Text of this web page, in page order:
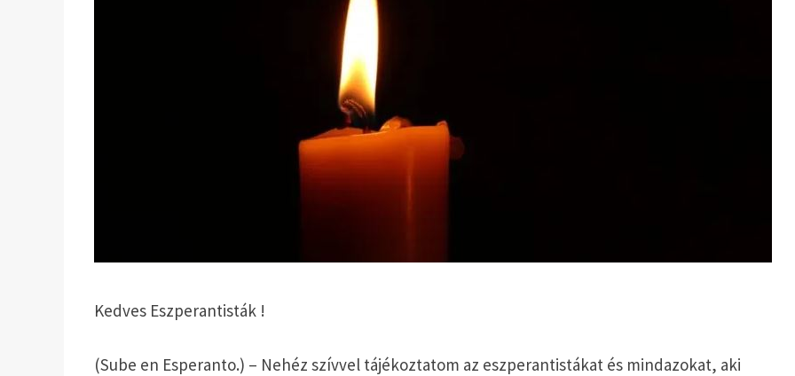
Kedves Eszperantisták !
(Sube en Esperanto.) – Nehéz szívvel tájékoztatom az eszperantistákat és mindazokat, aki